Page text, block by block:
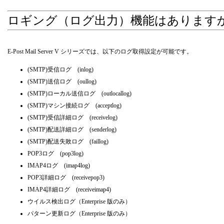
ロギング（ログ出力）機能はあります
E-Post Mail Server V シリーズでは、以下のログ取得設定が可能です。
(SMTP)受信ログ (inlog)
(SMTP)送信ログ (oullog)
(SMTP)ローカル送信ログ (outlocallog)
(SMTP)マシン接続ログ (acceptlog)
(SMTP)受信詳細ログ (receivelog)
(SMTP)配送詳細ログ (senderlog)
(SMTP)配送失敗ログ (faillog)
POP3ログ (pop3log)
IMAP4ログ (imap4log)
POP3詳細ログ (receivepop3)
IMAP4詳細ログ (receiveimap4)
ウイルス検出ログ（Enterprise 版のみ）
パターン更新ログ（Enterprise 版のみ）